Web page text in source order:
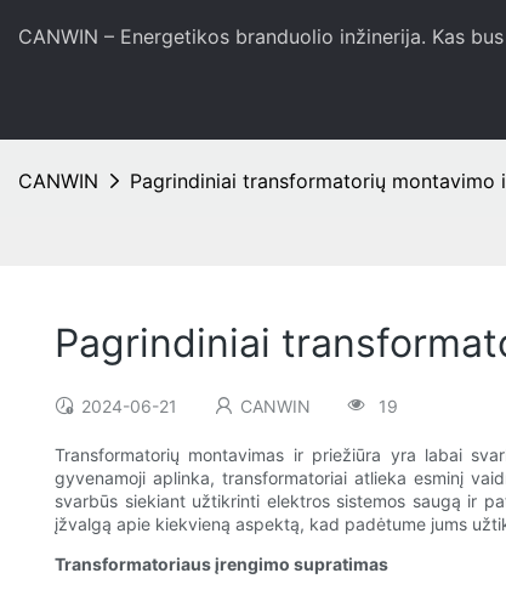
CANWIN – Energetikos branduolio inžinerija. Kas
CANWIN Pagrindiniai transformatorių montavimo
Pagrindiniai
2024-06-21 CANWIN 19
Transformatorių montavimas ir priežiūra yra labai
gyvenamoji aplinka, transformatoriai atlieka esminį
svarbūs siekiant užtikrinti elektros sistemos saugą ir
įžvalgą apie kiekvieną aspektą, kad padėtume jums
Transformatoriaus įrengimo supratimas